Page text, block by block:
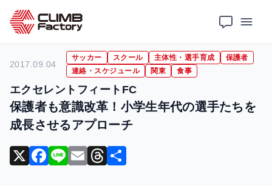
ホーム 導入事例 保護者も意識改革！小学生年代の選手たちを成長させるアプローチ
エクセレントフィートFC
2017.09.04
サッカー スクール 主体性・選手育成
保護者
連絡・スケジュール
関東 食事
保護者も意識改革！小学生年代の選手たちを
成長させるアプローチ
X F Li E T